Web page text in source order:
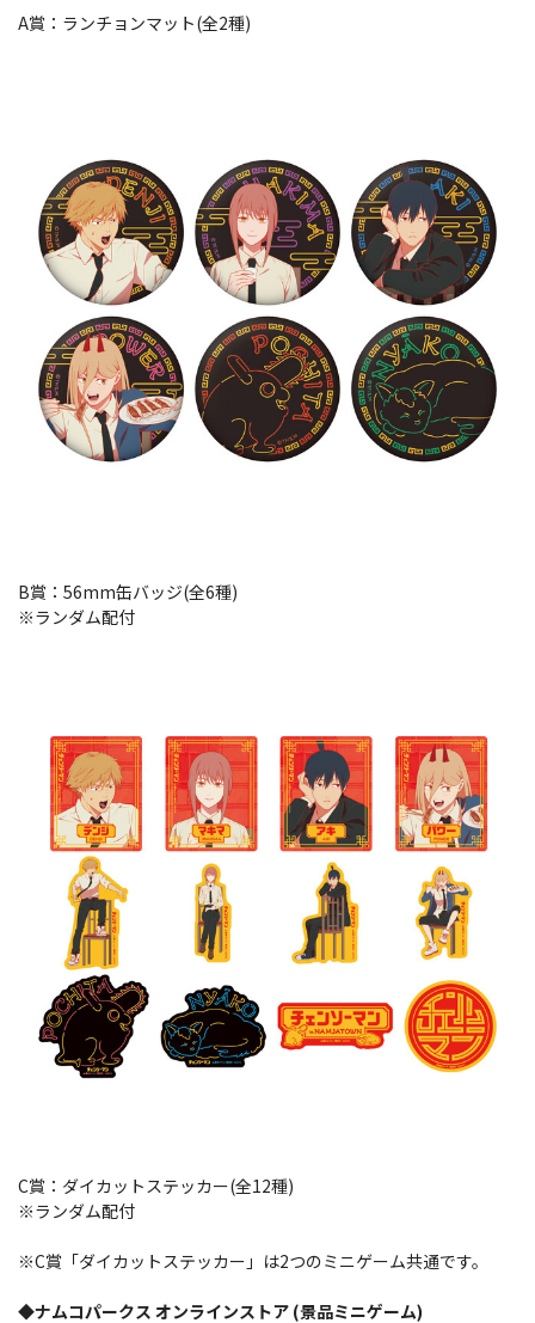
A賞：ランチョンマット(全2種)
B賞：56mm缶バッジ(全6種)
※ランダム配付
C賞：ダイカットステッカー(全12種)
※ランダム配付
※C賞「ダイカットステッカー」は2つのミニゲーム共通です。
◆ナムコパークス オンラインストア (景品ミニゲーム)